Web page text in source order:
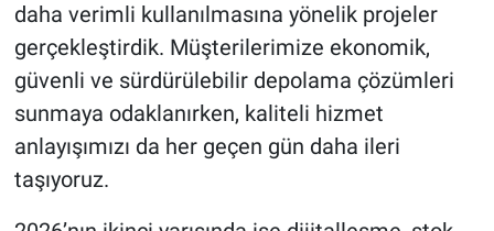
daha verimli kullanılmasına yönelik projeler
gerçekleştirdik. Müşterilerimize ekonomik,
güvenli ve sürdürülebilir depolama çözümleri
sunmaya odaklanırken, kaliteli hizmet
anlayışımızı da her geçen gün daha ileri
taşıyoruz.